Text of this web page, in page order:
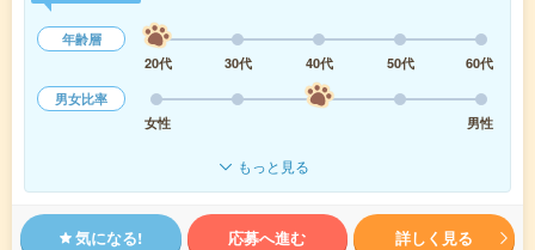
年齢層
20代
30代 40代 50代
60代
男女比率
女性
男性
もっと見る
気になる! 応募へ進む 詳しく見る